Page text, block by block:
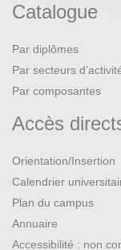
Catalogue
Par diplômes
Par secteurs
Par composantes
Accès
Orientation/Insertion
Calendrier
Plan du campus
Annuaire
Accessibilité : non